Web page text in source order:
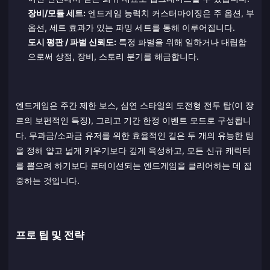
장비/모듈 세트:엔드게임 능력치 커스터마이징은 주 옵션, 부
옵션, 세트 효과가 있는 파밍 세트를 통해 이루어집니다.
도시 평판 / 파벌 신뢰도:특정 파벌을 위해 일하거나 대립함
으로써 상점, 장비, 스토리 분기를 해금합니다.
엔드게임은 주간 제한 보스, 심연 스타일의 도전형 전투 탑(이 장
르의 보편적인 특징), 그리고 기간 한정 이벤트 모드로 구성됩니
다. 무과금/소과금 유저를 위한 효율적인 길은 두 개의 유능한 팀
을 정해 얕고 넓게 키우기보다 깊게 육성하고, 모든 신규 캐릭터
를 뽑으려 하기보다 로테이션되는 엔드게임을 클리어하는 데 집
중하는 것입니다.
프로 팁 및 전략